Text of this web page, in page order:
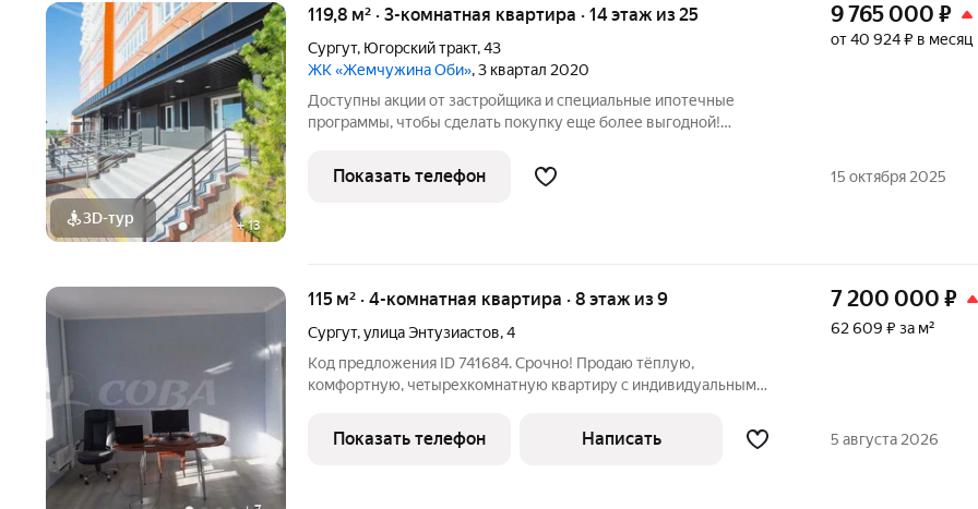
3D-тур +13
119,8 м² · 3-комнатная квартира · 14 этаж из 25
Сургут, Югорский тракт,43
ЖК «Жемчужина Оби», 3 квартал 2020
Доступны акции от застройщика и специальные ипотечные
программы, чтобы сделать покупку еще более выгодной!
Звоните, чтобы узнать размер вашей скидки! Сибпромстрой - 30
лет на рынке! Готовое жилье.
9 765 000 ₽
от 40 924 ₽ в месяц
Показать телефон 15 октября 2025
115 м² · 4-комнатная квартира · 8 этаж из 9
Сургут,улица Энтузиастов,4
Код предложения ID 741684. Срочно! Продаю тёплую,
комфортную, чeтырехкомнатную квaртиpу с индивидуaльным
сторона. Просторная прихожая, большой зал, раздельный санузел,
огромная лоджия с двумя
7 200 000 ₽
62 609 ₽ за м²
Показать телефон Написать 5 августа 2026